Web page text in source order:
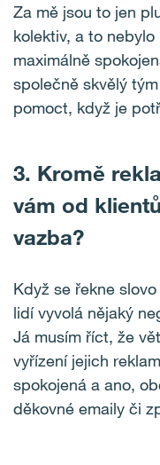
Za mě jsou to jen
kolektiv, a to
maximálně
společně skvělý
pomoct, když je
3. Kromě
vám od
vazba?
Když se řekne
lidí vyvolá nějaký
Já musím říct, že
vyřízení jejich
spokojená a ano,
děkovné emaily či